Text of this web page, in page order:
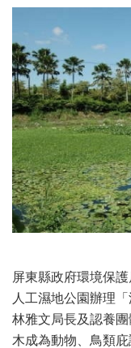
屏東縣政府環境保
人工濕地公園辦理
林雅文局長及認養
木成為動物、鳥類